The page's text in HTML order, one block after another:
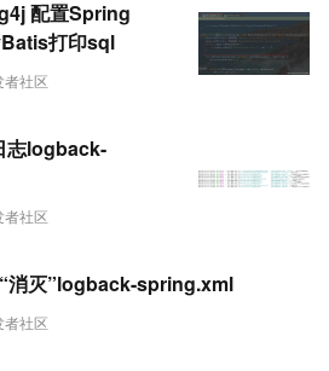
者社区
配置Spring
打印sql
者社区
志logback-
者社区
消灭”logback-spring.xml